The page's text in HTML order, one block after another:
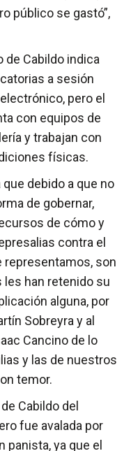
público se gastó”,
de Cabildo indica
a sesión
pero el
con equipos de
y trabajan con
físicas.
debido a que no
de gobernar,
de cómo y
contra el
representamos, son
les han retenido su
alguna, por
Sobreyra y al
Cancino de lo
y las de nuestros
temor.
Cabildo del
fue avalada por
panista, ya que el